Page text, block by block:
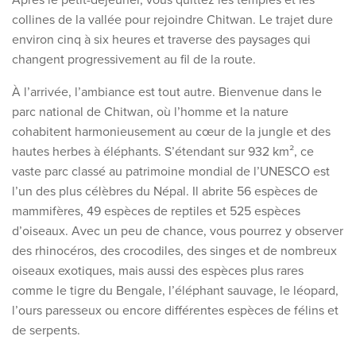
collines de la vallée pour rejoindre Chitwan. Le trajet dure
environ cinq à six heures et traverse des paysages qui
changent progressivement au fil de la route.
À l’arrivée, l’ambiance est tout autre. Bienvenue dans le
parc national de Chitwan, où l’homme et la nature
cohabitent harmonieusement au cœur de la jungle et des
hautes herbes à éléphants. S’étendant sur 932 km², ce
vaste parc classé au patrimoine mondial de l’UNESCO est
l’un des plus célèbres du Népal. Il abrite 56 espèces de
mammifères, 49 espèces de reptiles et 525 espèces
d’oiseaux. Avec un peu de chance, vous pourrez y observer
des rhinocéros, des crocodiles, des singes et de nombreux
oiseaux exotiques, mais aussi des espèces plus rares
comme le tigre du Bengale, l’éléphant sauvage, le léopard,
l’ours paresseux ou encore différentes espèces de félins et
de serpents.